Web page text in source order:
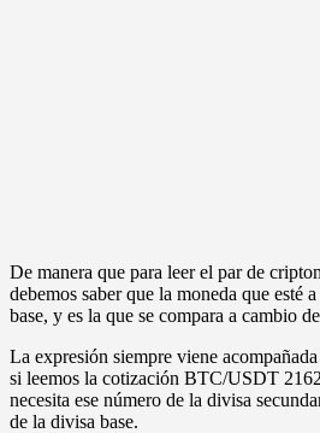
De manera que para leer el par de
debemos saber que la moneda que esté
base, y es la que se compara a cambio
La expresión siempre viene
si leemos la cotización BTC/USDT
necesita ese número de la divisa
de la divisa base.